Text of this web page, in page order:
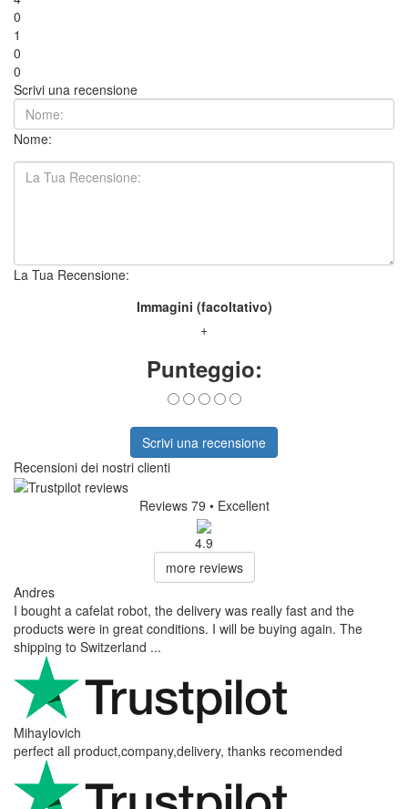
0
1
0
0
Scrivi una recensione
Nome:
La Tua Recensione:
Immagini (facoltativo)
+
Punteggio:
Scrivi una recensione
Recensioni dei nostri clienti
Reviews 79 • Excellent
4.9
more reviews
Andres
I bought a cafelat robot, the delivery was really fast and the
products were in great conditions. I will be buying again. The
shipping to Switzerland ...
Mihaylovich
perfect all product,company,delivery, thanks recomended